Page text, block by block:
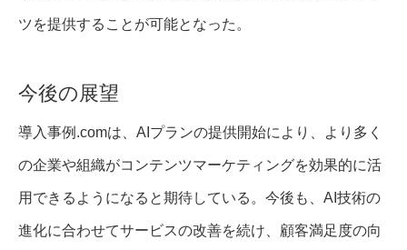
ツを提供することが可能となった。
今後の展望
導入事例.comは、AIプランの提供開始により、より多く
の企業や組織がコンテンツマーケティングを効果的に活
用できるようになると期待している。今後も、AI技術の
進化に合わせてサービスの改善を続け、顧客満足度の向